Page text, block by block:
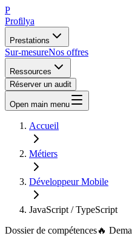
P
Profilya
Prestations
Sur-mesureNos offres
Ressources
Réserver un audit
Open main menu
Accueil
Métiers
Développeur Mobile
JavaScript / TypeScript
Dossier de compétences🔥